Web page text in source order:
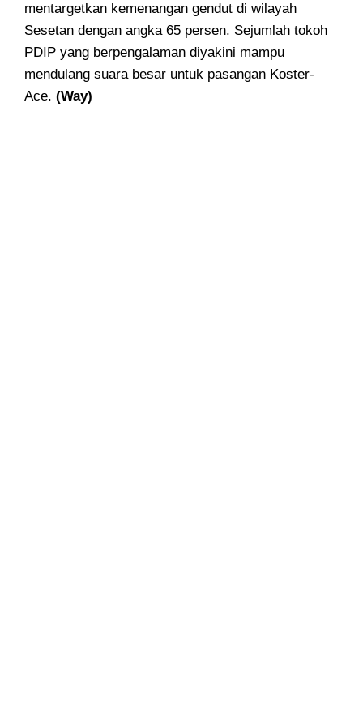
mentargetkan kemenangan gendut di wilayah
Sesetan dengan angka 65 persen. Sejumlah tokoh
PDIP yang berpengalaman diyakini mampu
mendulang suara besar untuk pasangan Koster-
Ace. (Way)